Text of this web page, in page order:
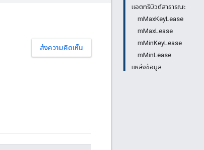
แอตทริบิวต์สาธารณะ
mMaxKeyLease
mMaxLease
mMinKeyLease
mMinLease
แหล่งข้อมูล
ส่งความคิดเห็น